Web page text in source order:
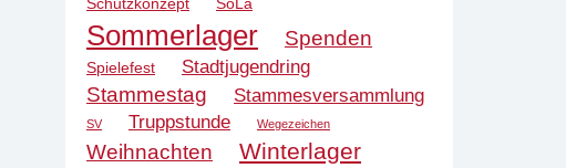
Sommerlager Spenden
Spielefest Stadtjugendring
Stammestag Stammesversammlung
SV Truppstunde Wegezeichen
Weihnachten
Winterlager